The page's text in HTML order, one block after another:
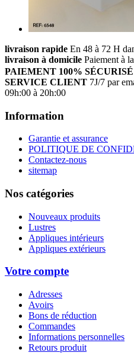
livraison rapide En 48 à 72 H
livraison à domicile Paiement à
PAIEMENT 100% SÉCURISÉ
SERVICE CLIENT 7J/7 par
09h:00 à 20h:00
Information
Garantie et assurance
POLITIQUE DE
Contactez-nous
sitemap
Nos catégories
Nouveaux produits
Lustres
Appliques intérieurs
Appliques extérieurs
Votre compte
Adresses
Avoirs
Bons de réduction
Commandes
Informations personnelles
Retours produit